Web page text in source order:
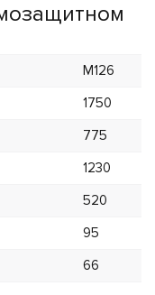
M126
1750
775
1230
520
95
66